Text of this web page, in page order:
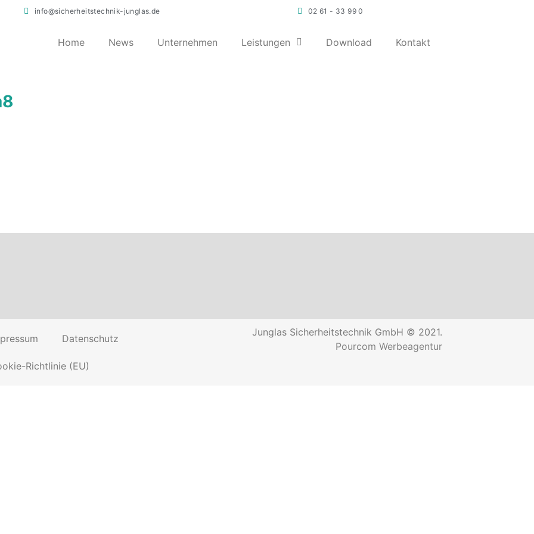
info@sicherheitstechnik-junglas.de 02 61 - 33 99 0
Home News Unternehmen Leistungen Download Kontakt
Datenschutz
Richtlinie (EU)
Junglas Sicherheitstechnik GmbH © 2021.
Pourcom Werbeagentur